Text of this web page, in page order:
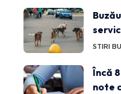
STIRI
Încă
note